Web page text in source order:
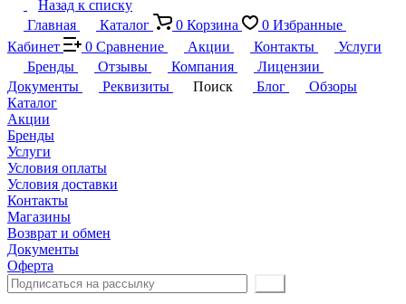
Назад к списку
Главная
Каталог 0 Корзина 0 Избранные
Кабинет
0 Сравнение Акции Контакты
Услуги
Бренды
Отзывы Компания
Лицензии
Документы
Реквизиты Поиск Блог
Обзоры
Каталог
Акции
Бренды
Услуги
Условия оплаты
Условия доставки
Контакты
Магазины
Возврат и обмен
Документы
Оферта